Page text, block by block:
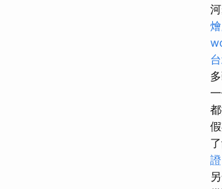
證